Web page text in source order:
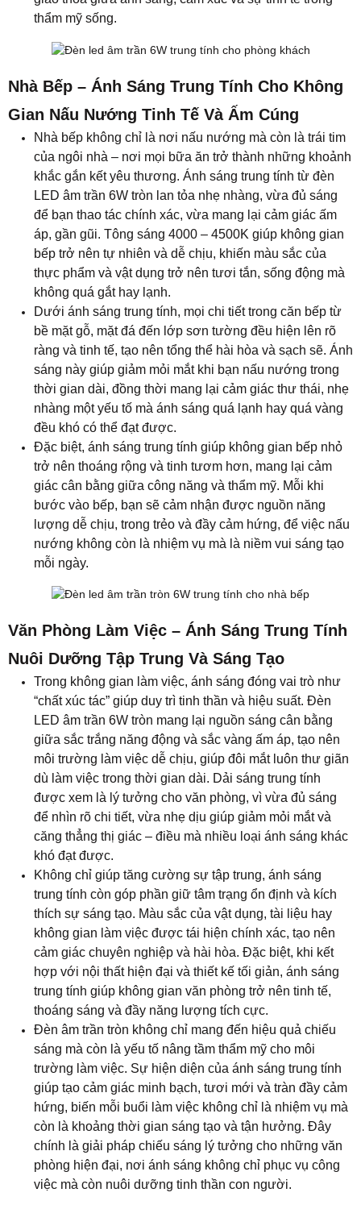
để bạn thao tác chính xác, vừa mang lại cảm giác ấm
bếp trở nên tự nhiên và dễ chịu, khiến màu sắc của
không quá gắt hay lạnh.
Dưới ánh sáng trung tính, mọi chi tiết trong căn bếp từ
bề mặt gỗ, mặt đá đến lớp sơn tường đều hiện lên rõ
ràng và tinh tế, tạo nên tổng thể hài hòa và sạch sẽ. Ánh
sáng này giúp giảm mỏi mắt khi bạn nấu nướng trong
thời gian dài, đồng thời mang lại cảm giác thư thái, nhẹ
nhàng một yếu tố mà ánh sáng quá lạnh hay quá vàng
đều khó có thể đạt được.
Đặc biệt, ánh sáng trung tính giúp không gian bếp nhỏ
trở nên thoáng rộng và tinh tươm hơn, mang lại cảm
giác cân bằng giữa công năng và thẩm mỹ. Mỗi khi
bước vào bếp, bạn sẽ cảm nhận được nguồn năng
lượng dễ chịu, trong trẻo và đầy cảm hứng, để việc nấu
nướng không còn là nhiệm vụ mà là niềm vui sáng tạo
mỗi ngày.
Văn Phòng Làm Việc – Ánh Sáng Trung Tính
Nuôi Dưỡng Tập Trung Và Sáng Tạo
Trong không gian làm việc, ánh sáng đóng vai trò như
“chất xúc tác” giúp duy trì tinh thần và hiệu suất. Đèn
LED âm trần 6W tròn mang lại nguồn sáng cân bằng
giữa sắc trắng năng động và sắc vàng ấm áp, tạo nên
môi trường làm việc dễ chịu, giúp đôi mắt luôn thư giãn
được xem là lý tưởng cho văn phòng, vì vừa đủ sáng
căng thẳng thị giác – điều mà nhiều loại ánh sáng khác
khó đạt được.
Không chỉ giúp tăng cường sự tập trung, ánh sáng
trung tính còn góp phần giữ tâm trạng ổn định và kích
thích sự sáng tạo. Màu sắc của vật dụng, tài liệu hay
không gian làm việc được tái hiện chính xác, tạo nên
cảm giác chuyên nghiệp và hài hòa. Đặc biệt, khi kết
hợp với nội thất hiện đại và thiết kế tối giản, ánh sáng
trung tính giúp không gian văn phòng trở nên tinh tế,
thoáng sáng và đầy năng lượng tích cực.
Đèn âm trần tròn không chỉ mang đến hiệu quả chiếu
sáng mà còn là yếu tố nâng tầm thẩm mỹ cho môi
trường làm việc. Sự hiện diện của ánh sáng trung tính
giúp tạo cảm giác minh bạch, tươi mới và tràn đầy cảm
hứng, biến mỗi buổi làm việc không chỉ là nhiệm vụ mà
còn là khoảng thời gian sáng tạo và tận hưởng. Đây
chính là giải pháp chiếu sáng lý tưởng cho những văn
phòng hiện đại, nơi ánh sáng không chỉ phục vụ công
việc mà còn nuôi dưỡng tinh thần con người.
Trung Tâm Thương Mại – Ánh Sáng Trung
Tính Tôn Vinh Không Gian Mua Sắm Hiện
Trong không gian trung tâm thương mại, ánh sáng
không chỉ có nhiệm vụ chiếu sáng mà còn là “linh hồn”
định hình trải nghiệm khách hàng. Đèn âm trần 6W tròn
ánh sáng trung tính mang đến sự cân bằng hoàn hảo